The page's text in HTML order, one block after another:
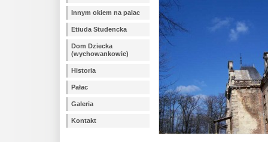
Innym okiem na palac
Etiuda Studencka
Dom Dziecka
(wychowankowie)
Historia
Pałac
Galeria
Kontakt